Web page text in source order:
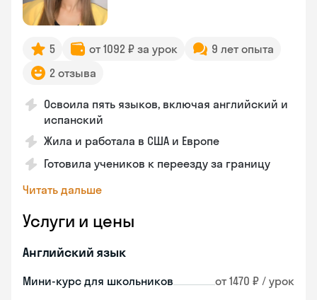
5 от 1092 ₽ за урок
9 лет опыта
2 отзыва
Освоила пять языков, включая английский и
испанский
Жила и работала в США и Европе
Готовила учеников к переезду за границу
Читать дальше
Услуги и цены
Английский язык
Мини-курс для школьников от 1470 ₽ / урок